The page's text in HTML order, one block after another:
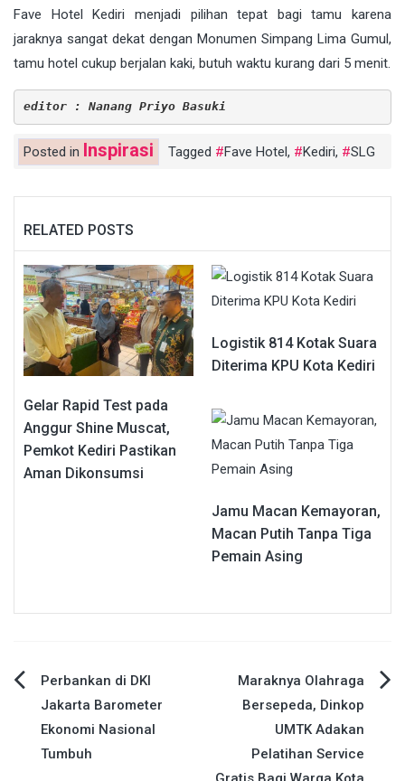
Fave Hotel Kediri menjadi pilihan tepat bagi tamu karena
jaraknya sangat dekat dengan Monumen Simpang Lima Gumul,
tamu hotel cukup berjalan kaki, butuh waktu kurang dari 5 menit.
editor : Nanang Priyo Basuki
Posted in Inspirasi Tagged Fave Hotel, Kediri, SLG
RELATED POSTS
Gelar Rapid Test pada
Anggur Shine Muscat,
Pemkot Kediri Pastikan
Aman Dikonsumsi
Logistik 814 Kotak Suara
Diterima KPU Kota Kediri
Jamu Macan Kemayoran,
Macan Putih Tanpa Tiga
Pemain Asing
Navigasi
pos
Perbankan di DKI
Jakarta Barometer
Ekonomi Nasional
Tumbuh
Maraknya Olahraga
Bersepeda, Dinkop
UMTK Adakan
Pelatihan Service